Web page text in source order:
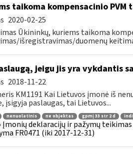
taikoma kompensacinio
2020-02-25
Ūkininkų, kuriems taikoma
išregistravimas/duomenų
jeigu jis yra vykdantis
2018-11-22
KM1191 Kai Lietuvos įmonė iš
įsigyja paslaugas, tai Lietuvos...
nenuolatinis ne objektas gpmį 33 str 2 d
deklaracijų ir pažymų
FR0471 (iki 2017-12-31)